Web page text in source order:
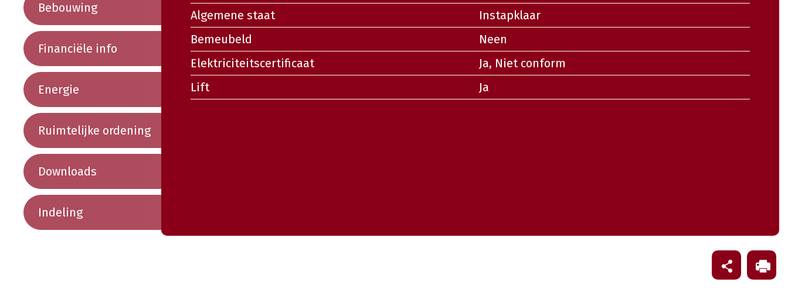
Bebouwing
Financiële info
Energie
Ruimtelijke ordening
Downloads
Indeling
Algemene staat
Instapklaar
Bemeubeld
Neen
Elektriciteitscertificaat
Ja, Niet conform
Lift
Ja